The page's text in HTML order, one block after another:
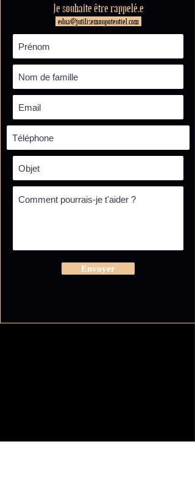
Je souhaite être rappelé.e
edna@jutilisemonpotentiel.com
Envoyer